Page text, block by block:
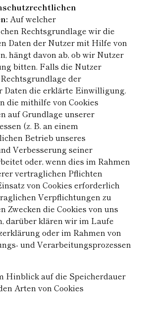
Auf welcher
Rechtsgrundlage wir die
Daten der Nutzer mit Hilfe von
hängt davon ab, ob wir Nutzer
bitten. Falls die Nutzer
der
die erklärte Einwilligung.
die mithilfe von Cookies
auf Grundlage unserer
(z. B. an einem
Betrieb unseres
Verbesserung seiner
oder, wenn dies im Rahmen
vertraglichen Pflichten
von Cookies erforderlich
Verpflichtungen zu
Zwecken die Cookies von uns
darüber klären wir im Laufe
oder im Rahmen von
und Verarbeitungsprozessen
Hinblick auf die Speicherdauer
Arten von Cookies